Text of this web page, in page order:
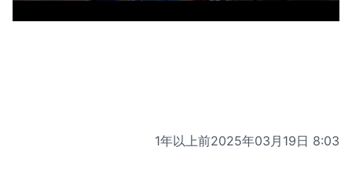
1年以上前2025年03月19日 8:03